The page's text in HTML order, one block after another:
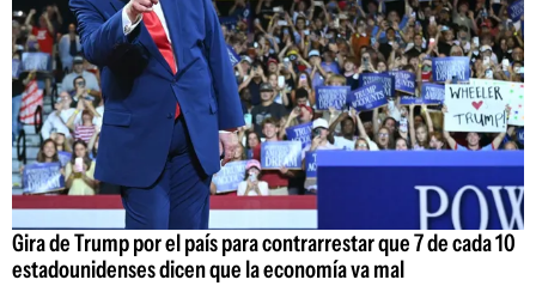
Gira de Trump por el país para contrarrestar que 7 de cada 10
estadounidenses dicen que la economía va mal